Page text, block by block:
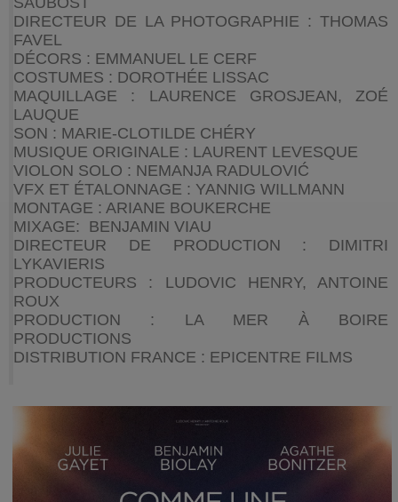
DIRECTEUR DE LA PHOTOGRAPHIE : THOMAS
FAVEL
DÉCORS : EMMANUEL LE CERF
COSTUMES : DOROTHÉE LISSAC
MAQUILLAGE : LAURENCE GROSJEAN, ZOÉ
LAUQUE
SON : MARIE-CLOTILDE CHÉRY
MUSIQUE ORIGINALE : LAURENT LEVESQUE
VIOLON SOLO : NEMANJA RADULOVIĆ
VFX ET ÉTALONNAGE : YANNIG WILLMANN
MONTAGE : ARIANE BOUKERCHE
MIXAGE: BENJAMIN VIAU
DIRECTEUR DE PRODUCTION : DIMITRI
LYKAVIERIS
PRODUCTEURS : LUDOVIC HENRY, ANTOINE
ROUX
PRODUCTION : LA MER À BOIRE
PRODUCTIONS
DISTRIBUTION FRANCE : EPICENTRE FILMS